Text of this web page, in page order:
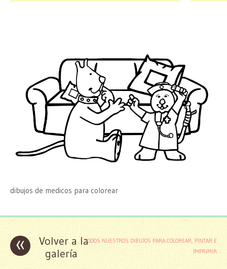
dibujos de medicos para colorear
«
Volver a la
galería
TODOS NUESTROS DIBUJOS PARA COLOREAR, PINTAR E
IMPRIMIR